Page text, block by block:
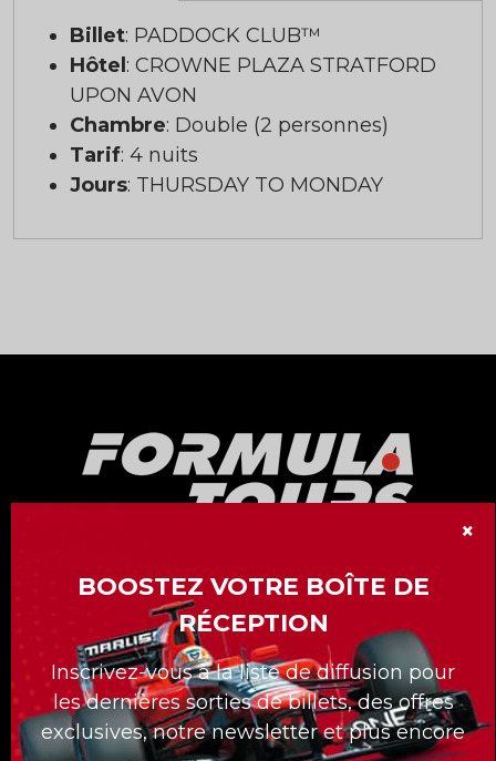
Billet: PADDOCK CLUB™
Hôtel : CROWNE PLAZA STRATFORD
UPON AVON
Chambre: Double (2 personnes)
Tarif: 4 nuits
Jours: THURSDAY TO MONDAY
Notre division « Formula Tours » vous offre
plus de 15 Grand-Prix de Formule 1 à travers
le monde.
La division Formula Tours compte 30 ans
déjà et nous nous sommes démarqués avec
nos forfaits sur mesures pour nos clients.
×
BOOSTEZ VOTRE BOÎTE DE
RÉCEPTION
Inscrivez-vous à la liste de diffusion pour
les dernières sorties de billets, des offres
exclusives, notre newsletter et plus encore